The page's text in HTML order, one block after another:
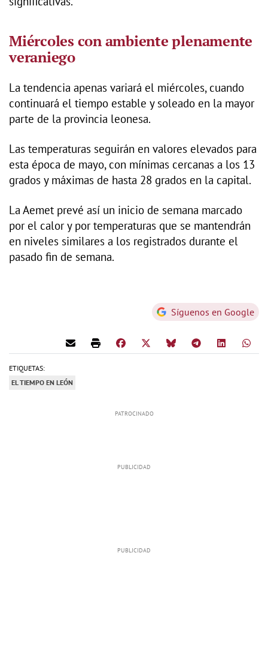
Miércoles con ambiente plenamente
veraniego
La tendencia apenas variará el miércoles, cuando
continuará el tiempo estable y soleado en la mayor
parte de la provincia leonesa.
Las temperaturas seguirán en valores elevados para
esta época de mayo, con mínimas cercanas a los 13
grados y máximas de hasta 28 grados en la capital.
La Aemet prevé así un inicio de semana marcado
por el calor y por temperaturas que se mantendrán
en niveles similares a los registrados durante el
pasado fin de semana.
Síguenos en Google
ETIQUETAS:
EL TIEMPO EN LEÓN